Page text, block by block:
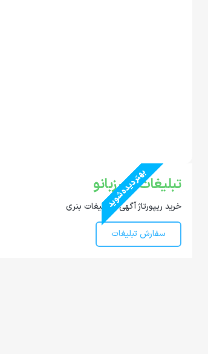
تبلیغات در رزبانو
خرید ریپورتاژ آگهی و تبلیغات بنری
سفارش تبلیغات
بهتر دیده شوید